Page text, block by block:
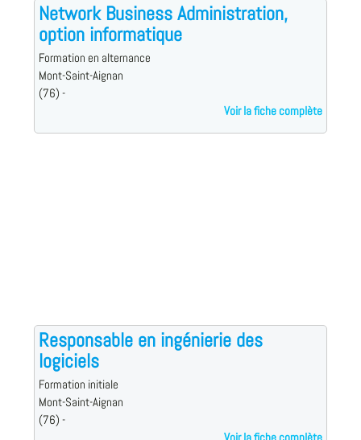
Network Business Administration,
option informatique
Formation en alternance
Mont-Saint-Aignan
(76) -
Voir la fiche complète
Responsable en ingénierie des
logiciels
Formation initiale
Mont-Saint-Aignan
(76) -